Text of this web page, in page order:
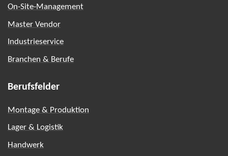
On-Site-Management
Master Vendor
Industrieservice
Branchen & Berufe
Berufsfelder
Montage & Produktion
Lager & Logistik
Handwerk